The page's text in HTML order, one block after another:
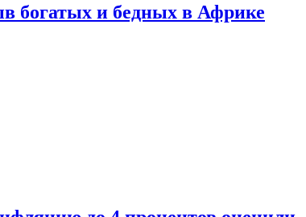
богатых и бедных в Африке